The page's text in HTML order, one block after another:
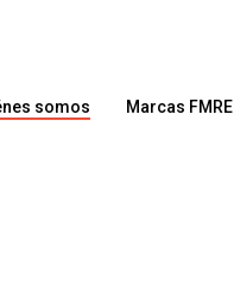
somos Marcas FMRE